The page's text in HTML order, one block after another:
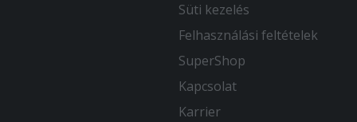
Süti kezelés
Felhasználási feltételek
SuperShop
Kapcsolat
Karrier